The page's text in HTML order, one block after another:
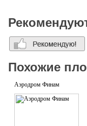
Похожие
Аэродром Финам